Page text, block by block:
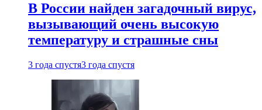
В России найден загадочный вирус,
вызывающий очень высокую
температуру и страшные сны
3 года спустя3 года спустя